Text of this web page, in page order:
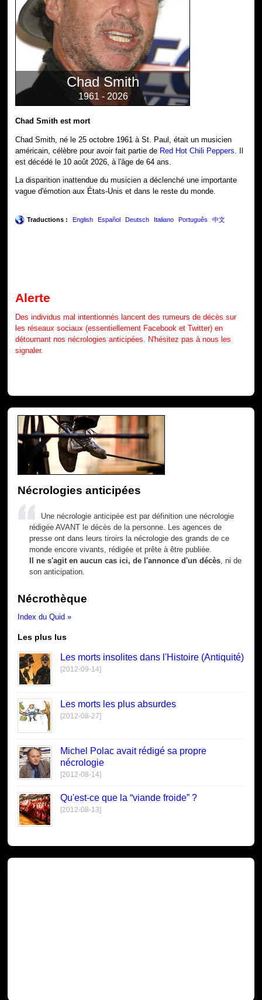
Chad Smith
1961 - 2026
Chad Smith est mort
Chad Smith, né le 25 octobre 1961 à St. Paul, était un musicien
américain, célèbre pour avoir fait partie de Red Hot Chili Peppers . Il
est décédé le 10 août 2026, à l'âge de 64 ans.
La disparition inattendue du musicien a déclenché une importante
vague d'émotion aux États-Unis et dans le reste du monde.
Traductions : English Español Deutsch Italiano Português 中文
Alerte
Des individus mal intentionnés lancent des rumeurs de décès sur
les réseaux sociaux (essentiellement Facebook et Twitter) en
détournant nos nécrologies anticipées. N'hésitez pas à nous les
signaler.
Nécrologies anticipées
Une nécrologie anticipée est par définition une nécrologie
rédigée AVANT le décès de la personne. Les agences de
presse ont dans leurs tiroirs la nécrologie des grands de ce
monde encore vivants, rédigée et prête à être publiée.
Il ne s'agit en aucun cas ici, de l'annonce d'un décès , ni de
son anticipation.
Nécrothèque
Index du Quid »
Les plus lus
Les morts insolites dans l'Histoire (Antiquité)
[2012-09-14]
Les morts les plus absurdes
[2012-08-27]
Michel Polac avait rédigé sa propre
nécrologie
[2012-08-14]
Qu'est-ce que la “viande froide” ?
[2012-08-13]